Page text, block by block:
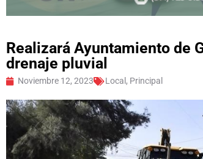
Realizará Ayuntamiento de
drenaje pluvial
Noviembre 12, 2023 Local , Principal